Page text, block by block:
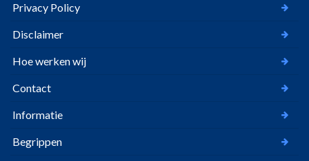
Privacy Policy
Disclaimer
Hoe werken wij
Contact
Informatie
Begrippen